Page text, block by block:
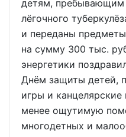
детям, пребывающим
лёгочного
и переданы
на сумму 300 тыс.
энергетики
Днём защиты детей,
игры и
менее ощутимую
многодетных и